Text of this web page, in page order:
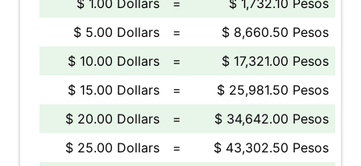
$ 1.00 Dollars =
$ 1,732.10 Pesos
$ 5.00 Dollars
=
$ 8,660.50 Pesos
$ 10.00 Dollars
=
$ 17,321.00 Pesos
$ 15.00 Dollars
=
$ 25,981.50 Pesos
$ 20.00 Dollars
=
$ 34,642.00 Pesos
$ 25.00 Dollars
=
$ 43,302.50 Pesos